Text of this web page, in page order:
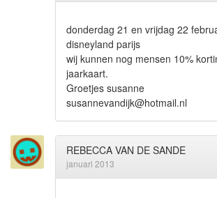
donderdag 21 en vrijdag 22
disneyland parijs
wij kunnen nog mensen 10%
jaarkaart.
Groetjes susanne
susannevandijk@hotmail.nl
REBECCA VAN DE SANDE
januari 2013